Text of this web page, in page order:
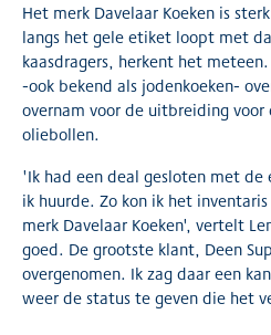
Het merk Davelaar Koeken is
langs het gele etiket loopt met
kaasdragers, herkent het
-ook bekend als jodenkoeken-
overnam voor de uitbreiding
oliebollen.
'Ik had een deal gesloten met
ik huurde. Zo kon ik het
merk Davelaar Koeken', vertelt
goed. De grootste klant, Deen
overgenomen. Ik zag daar een
weer de status te geven die het